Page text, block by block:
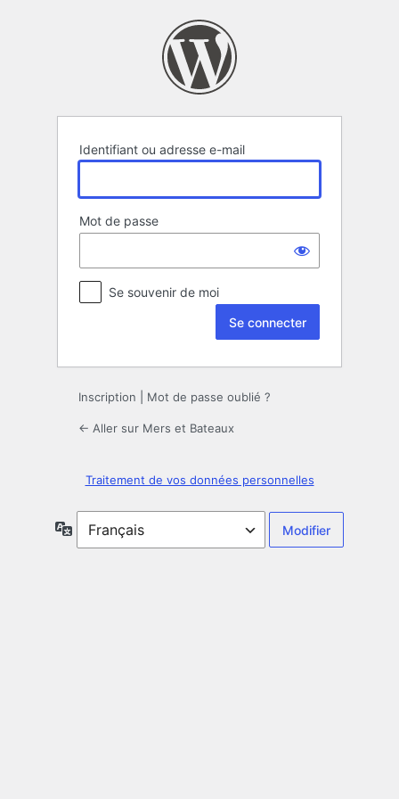
Identifiant ou adresse e-mail
Mot de passe
Se souvenir de moi
Inscription Mot de passe oublié ?
← Aller sur Mers et Bateaux
Traitement de vos données personnelles
Langue